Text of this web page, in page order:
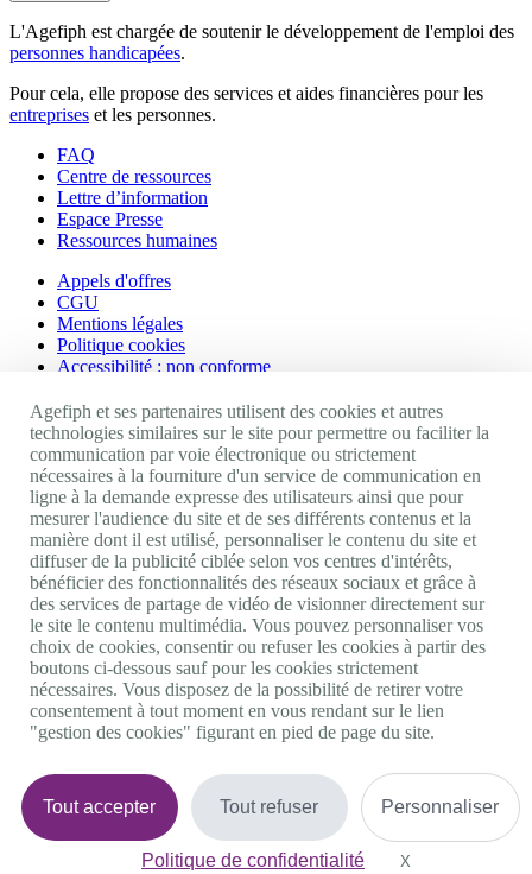
L'Agefiph est chargée de soutenir le développement de l'emploi des
personnes handicapées.
Pour cela, elle propose des services et aides financières pour les
entreprises et les personnes.
FAQ
Centre de ressources
Lettre d’information
Espace Presse
Ressources humaines
Appels d'offres
CGU
Mentions légales
Politique cookies
Accessibilité : non conforme
Nos autres sites
Site portail Agefiph
Activateur de progrès
Handinnov
Innovation et recherche
Université du RRH
Service AppuiPro
Nous suivre
Youtube
Linkedin
Facebook
Twitter
0 800 11 10 09Services & appel gratuitsDe 9h à 18h.
Nous contacter
Plateforme de mise en contact LSF
Gestion des cookies
Agefiph et ses partenaires utilisent des cookies et autres
technologies similaires sur le site pour permettre ou faciliter la
communication par voie électronique ou strictement
nécessaires à la fourniture d'un service de communication en
ligne à la demande expresse des utilisateurs ainsi que pour
mesurer l'audience du site et de ses différents contenus et la
manière dont il est utilisé, personnaliser le contenu du site et
diffuser de la publicité ciblée selon vos centres d'intérêts,
bénéficier des fonctionnalités des réseaux sociaux et grâce à
des services de partage de vidéo de visionner directement sur
le site le contenu multimédia. Vous pouvez personnaliser vos
choix de cookies, consentir ou refuser les cookies à partir des
boutons ci-dessous sauf pour les cookies strictement
nécessaires. Vous disposez de la possibilité de retirer votre
consentement à tout moment en vous rendant sur le lien
"gestion des cookies" figurant en pied de page du site.
Tout accepter Tout refuser Personnaliser
Politique de confidentialité X